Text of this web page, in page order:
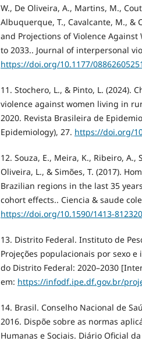
W., De Oliveira, A., Martins, M.,
Albuquerque, T., Cavalcante, M., &
and Projections of Violence
to 2033.. Journal of interpersonal
https://doi.org/10.1177/
11. Stochero, L., & Pinto, L. (2024).
violence against women living in
2020. Revista Brasileira de
Epidemiology), 27. https://doi.org/
12. Souza, E., Meira, K., Ribeiro, A.,
Oliveira, L., & Simões, T. (2017).
Brazilian regions in the last 35
cohort effects.. Ciencia & saude
https://doi.org/10.1590/1413-
13. Distrito Federal. Instituto de
Projeções populacionais por sexo
do Distrito Federal: 2020–2030
em: https://infodf.ipe.df.gov.br/
14. Brasil. Conselho Nacional de
2016. Dispõe sobre as normas
Humanas e Sociais. Diário Oficial